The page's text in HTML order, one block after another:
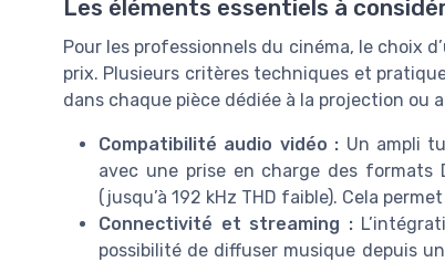
Les éléments essentiels à
Pour les professionnels du cinéma, le choix
prix. Plusieurs critères techniques et
dans chaque pièce dédiée à la projection ou
Compatibilité audio vidéo : Un ampli
avec une prise en charge des formats
(jusqu’à 192 kHz THD faible). Cela
Connectivité et streaming :
possibilité de diffuser musique depuis